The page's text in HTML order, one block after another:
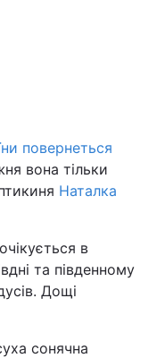
повернеться
вона тільки
Наталка
в
та південному
Дощі
сонячна